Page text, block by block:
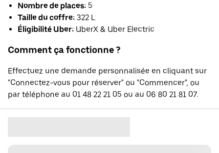
Nombre de places: 5
Taille du coffre: 322 L
Éligibilité Uber: UberX & Uber Electric
Comment ça fonctionne ?
Effectuez une demande personnalisée en cliquant sur
"Connectez-vous pour réserver" ou "Commencer", ou
par téléphone au 01 48 22 21 05 ou au 06 80 21 81 07.